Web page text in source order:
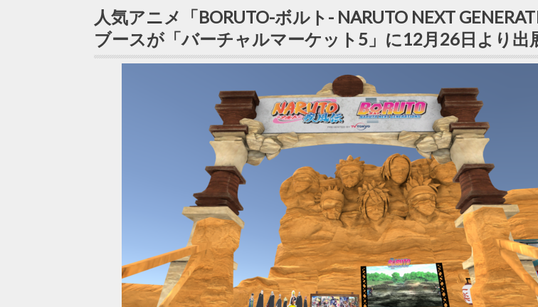
人気アニメ「BORUTO-ボルト- NARUTO NEXT
ブースが「バーチャルマーケット5」に12月26日より出